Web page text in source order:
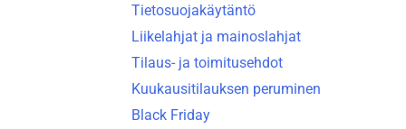
Tietosuojakäytäntö
Liikelahjat ja mainoslahjat
Tilaus- ja toimitusehdot
Kuukausitilauksen peruminen
Black Friday